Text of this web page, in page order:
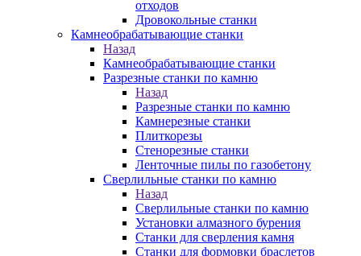
отходов
Дровокольные станки
Камнеобрабатывающие станки
Назад
Камнеобрабатывающие станки
Разрезные станки по камню
Назад
Разрезные станки по камню
Камнерезные станки
Плиткорезы
Стенорезные станки
Ленточные пилы по газобетону
Сверлильные станки по камню
Назад
Сверлильные станки по камню
Установки алмазного бурения
Станки для сверления камня
Станки для формовки браслетов